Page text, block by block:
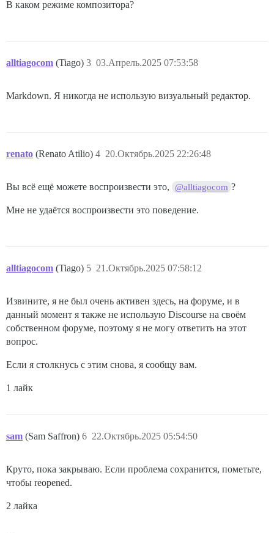
В каком режиме композитора?
alltiagocom (Tiago) 03.Апрель.2025 07:53:58
3
Markdown. Я никогда не использую визуальный редактор.
renato (Renato Atilio) 20.Октябрь.2025 22:26:48
4
Вы всё ещё можете воспроизвести это, @alltiagocom ?
Мне не удаётся воспроизвести это поведение.
alltiagocom (Tiago) 21.Октябрь.2025 07:58:12
5
Извините, я не был очень активен здесь, на форуме, и в
данный момент я также не использую Discourse на своём
собственном форуме, поэтому я не могу ответить на этот
вопрос.
Если я столкнусь с этим снова, я сообщу вам.
1 лайк
sam (Sam Saffron) 22.Октябрь.2025 05:54:50
6
Круто, пока закрываю. Если проблема сохранится, пометьте,
чтобы reopened.
2 лайка